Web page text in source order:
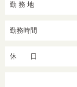
勤 務 地
勤務時間
休 日